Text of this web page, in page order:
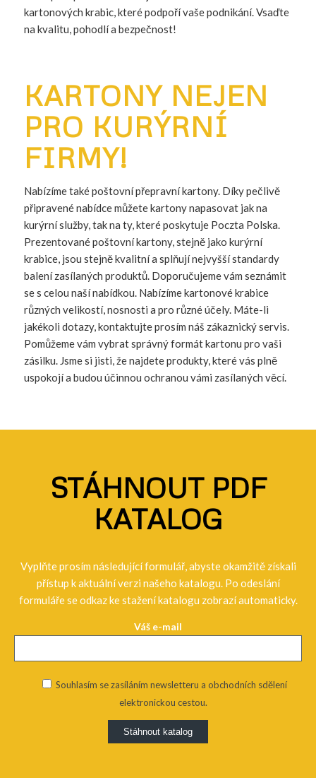
kartonových krabic, které podpoří vaše podnikání. Vsaďte
na kvalitu, pohodlí a bezpečnost!
KARTONY NEJEN
PRO KURÝRNÍ
FIRMY!
Nabízíme také poštovní přepravní kartony. Díky pečlivě
připravené nabídce můžete kartony napasovat jak na
kurýrní služby, tak na ty, které poskytuje Poczta Polska.
Prezentované poštovní kartony, stejně jako kurýrní
krabice, jsou stejně kvalitní a splňují nejvyšší standardy
balení zasílaných produktů. Doporučujeme vám seznámit
se s celou naší nabídkou. Nabízíme kartonové krabice
různých velikostí, nosnosti a pro různé účely. Máte-li
jakékoli dotazy, kontaktujte prosím náš zákaznický servis.
Pomůžeme vám vybrat správný formát kartonu pro vaši
zásilku. Jsme si jisti, že najdete produkty, které vás plně
uspokojí a budou účinnou ochranou vámi zasílaných věcí.
STÁHNOUT PDF
KATALOG
Vyplňte prosím následující formulář, abyste okamžitě získali
přístup k aktuální verzi našeho katalogu. Po odeslání
formuláře se odkaz ke stažení katalogu zobrazí automaticky.
Váš e-mail
Souhlasím se zasíláním newsletteru a obchodních sdělení
elektronickou cestou.